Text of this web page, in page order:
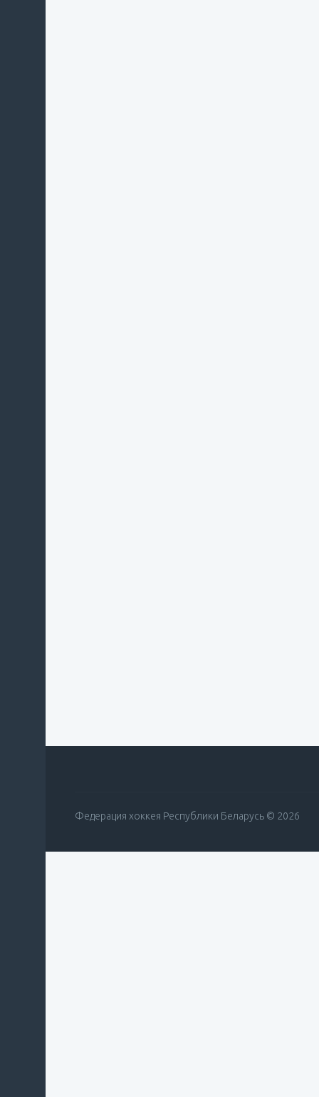
Федерация хоккея Республики Беларусь © 2026